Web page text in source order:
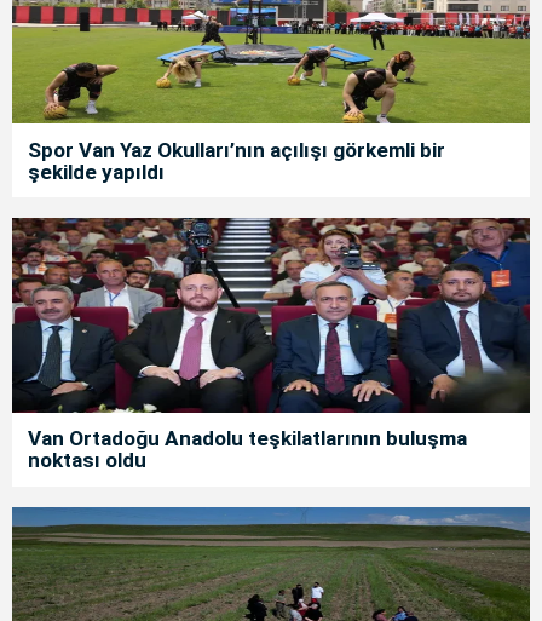
Spor Van Yaz Okulları’nın açılışı görkemli bir
şekilde yapıldı
Van Ortadoğu Anadolu teşkilatlarının buluşma
noktası oldu